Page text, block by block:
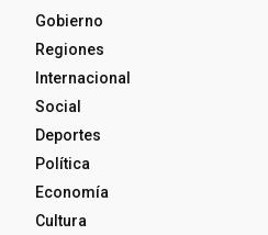
Gobierno
Regiones
Internacional
Social
Deportes
Política
Economía
Cultura